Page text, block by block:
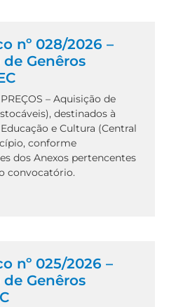
nº 028/2026 –
Genêros
– Aquisição de
destinados à
e Cultura (Central
conforme
dos Anexos pertencentes
convocatório.
nº 025/2026 –
Genêros